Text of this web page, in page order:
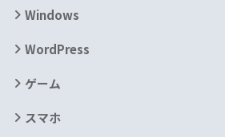
Windows
WordPress
ゲーム
スマホ